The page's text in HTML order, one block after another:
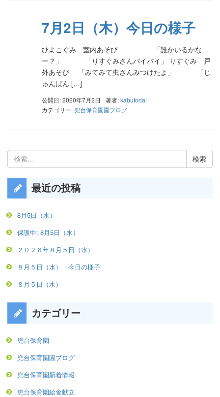
7月2日（木）今日の様子
ひよこぐみ 室内あそび 「誰かいるかな
ー？」 「りすぐみさんバイバイ」 りすぐみ 戸
外あそび 「みてみて虫さんみつけたよ」 「じ
ゅんばん […]
公開日: 2020年7月2日 著者:kabutodai
カテゴリー: 兜台保育園園ブログ
検
索:
最近の投稿
8月5日（水）
保護中: 8月5日（水）
２０２６年８月５日（水）
８月５日（水） 今日の様子
８月５日（水）
カテゴリー
兜台保育園
兜台保育園園ブログ
兜台保育園新着情報
兜台保育園給食献立